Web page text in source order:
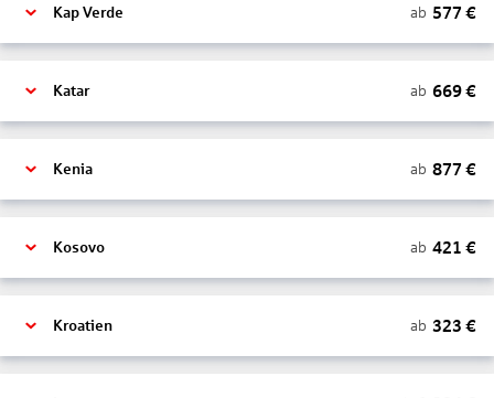
Kap Verde ab 577 €
Katar ab 669€
Kenia ab 877 €
Kosovo ab 421 €
Kroatien ab 323 €